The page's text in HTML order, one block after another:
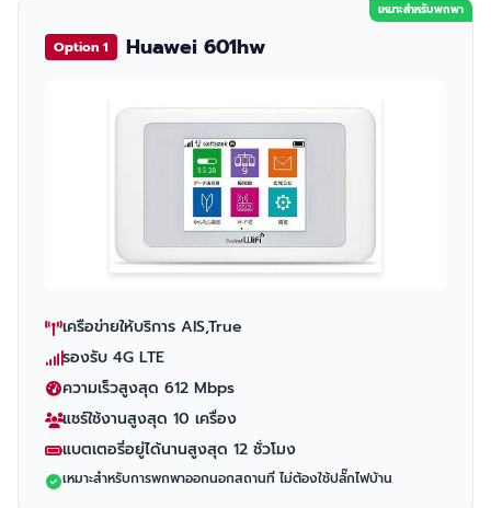
เหมาะสำหรับพกพา
Option 1 Huawei 601hw
เครือข่ายให้บริการ AIS,True
รองรับ 4G LTE
ความเร็วสูงสุด 612 Mbps
แชร์ใช้งานสูงสุด 10 เครื่อง
แบตเตอรี่อยู่ได้นานสูงสุด 12 ชั่วโมง
เหมาะสำหรับการพกพาออกนอกสถานที่ ไม่ต้องใช้ปลั๊กไฟบ้าน